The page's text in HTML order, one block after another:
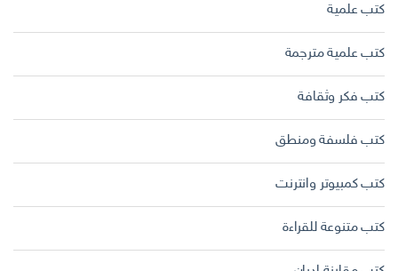
كتب علمية
كتب علمية مترجمة
كتب فكر وثقافة
كتب فلسفة ومنطق
كتب كمبيوتر وانترنت
كتب متنوعة للقراءة